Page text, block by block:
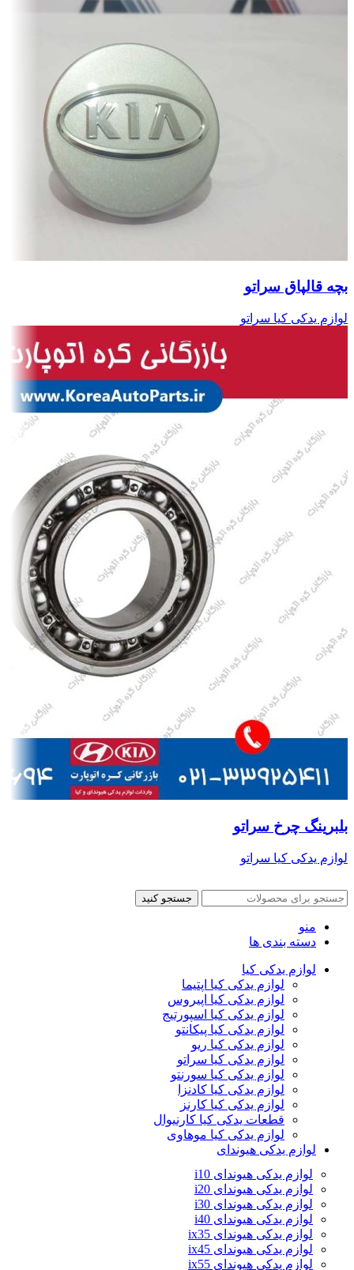
بچه قالپاق سراتو
لوازم یدکی کیا سراتو
بلبرینگ چرخ سراتو
لوازم یدکی کیا سراتو
جستجو کنید
منو
دسته بندی ها
لوازم یدکی کیا
لوازم یدکی کیا اپتیما
لوازم یدکی کیا اپیروس
لوازم یدکی کیا اسپورتیج
لوازم یدکی کیا پیکانتو
لوازم یدکی کیا ریو
لوازم یدکی کیا سراتو
لوازم یدکی کیا سورنتو
لوازم یدکی کیا کادنزا
لوازم یدکی کیا کارنز
قطعات یدکی کیا کارنیوال
لوازم یدکی کیا موهاوی
لوازم یدکی هیوندای
لوازم یدکی هیوندای i10
لوازم یدکی هیوندای i20
لوازم یدکی هیوندای i30
لوازم یدکی هیوندای i40
لوازم یدکی هیوندای ix35
لوازم یدکی هیوندای ix45
لوازم یدکی هیوندای ix55